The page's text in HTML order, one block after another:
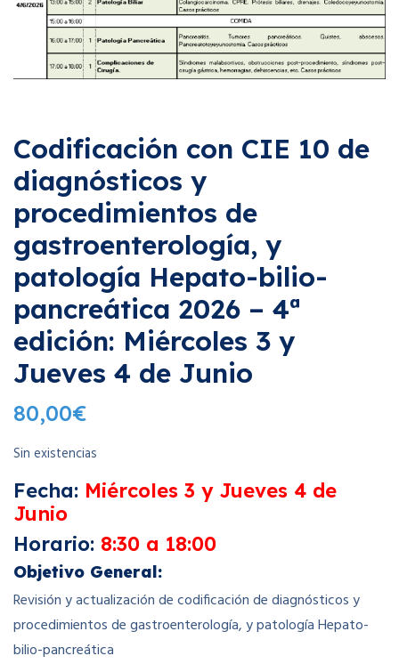
Codificación con CIE 10 de
diagnósticos y
procedimientos de
gastroenterología, y
patología Hepato-bilio-
pancreática 2026 – 4ª
edición: Miércoles 3 y
Jueves 4 de Junio
80,00€
Sin existencias
Fecha: Miércoles 3 y Jueves 4 de
Junio
Horario: 8:30 a 18:00
Objetivo General:
Revisión y actualización de codificación de diagnósticos y
procedimientos de gastroenterología, y patología Hepato-
bilio-pancreática